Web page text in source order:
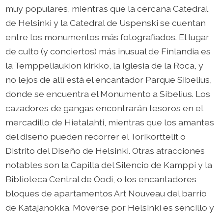
muy populares, mientras que la cercana Catedral
de Helsinki y la Catedral de Uspenski se cuentan
entre los monumentos más fotografiados. El lugar
de culto (y conciertos) más inusual de Finlandia es
la Temppeliaukion kirkko, la Iglesia de la Roca, y
no lejos de allí está el encantador Parque Sibelius,
donde se encuentra el Monumento a Sibelius. Los
cazadores de gangas encontrarán tesoros en el
mercadillo de Hietalahti, mientras que los amantes
del diseño pueden recorrer el Torikorttelit o
Distrito del Diseño de Helsinki. Otras atracciones
notables son la Capilla del Silencio de Kamppi y la
Biblioteca Central de Oodi, o los encantadores
bloques de apartamentos Art Nouveau del barrio
de Katajanokka. Moverse por Helsinki es sencillo y